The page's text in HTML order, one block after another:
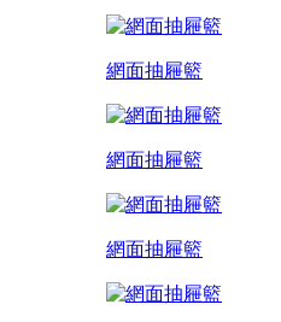
網面抽屜籃
網面抽屜籃
網面抽屜籃